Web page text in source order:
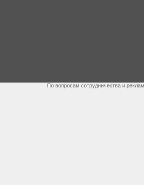
По вопросам сотрудничества и